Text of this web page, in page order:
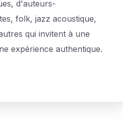
d'auteurs-
folk, jazz acoustique,
qui invitent à une
expérience authentique.